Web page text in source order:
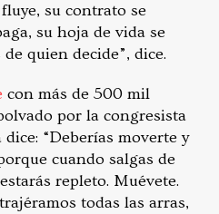
su contrato se
su hoja de vida se
quien decide”, dice.
con más de 500 mil
por la congresista
“Deberías moverte y
cuando salgas de
repleto. Muévete.
todas las arras,